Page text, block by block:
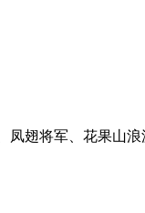
凤翅将军、花果山浪